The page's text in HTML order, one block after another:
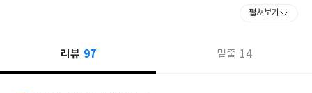
"끝내주는 설정은 물론 사회적 비평, 우울한 유머, 그리고 깜짝 놀
펼쳐보기
리뷰 97 밑줄 14